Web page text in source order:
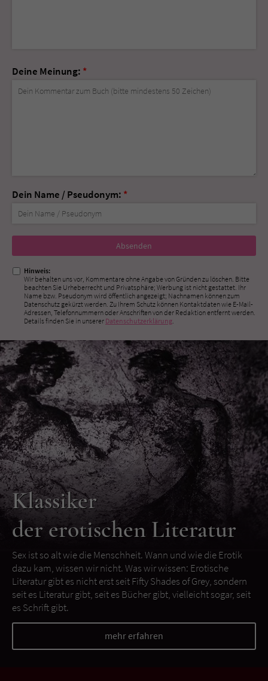
Deine Meinung: *
Dein Name / Pseudonym: *
Nicht
ausfüllen!
Hinweis:
Wir behalten uns vor, Kommentare ohne Angabe von Gründen zu löschen. Bitte
beachten Sie Urheberrecht und Privatsphäre; Werbung ist nicht gestattet. Ihr
Name bzw. Pseudonym wird öffentlich angezeigt; Nachnamen können zum
Datenschutz gekürzt werden. Zu Ihrem Schutz können Kontaktdaten wie E-Mail-
Adressen, Telefonnummern oder Anschriften von der Redaktion entfernt werden.
Details finden Sie in unserer Datenschutzerklärung.
Klassiker
der erotischen Literatur
Sex ist so alt wie die Menschheit. Wann und wie die Erotik
dazu kam, wissen wir nicht. Was wir wissen: Erotische
Literatur gibt es nicht erst seit Fifty Shades of Grey, sondern
seit es Literatur gibt, seit es Bücher gibt, vielleicht sogar, seit
es Schrift gibt.
mehr erfahren